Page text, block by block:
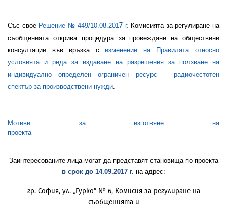
Със свое Решение № 449/10.08.2017 г. Комисията за регулиране на
съобщенията открива процедура за провеждане на обществени
консултации във връзка с изменение на Правилата относно
условията и реда за издаване на разрешения за ползване на
индивидуално определен ограничен ресурс – радиочестотен
спектър за производствени нужди
Мотиви за изготвяне на
проекта
Заинтересованите лица могат да представят становища по проекта
в срок до 14.09.2017 г. на адрес:
гр. София, ул. „Гурко” № 6, Комисия за регулиране на
съобщенията и